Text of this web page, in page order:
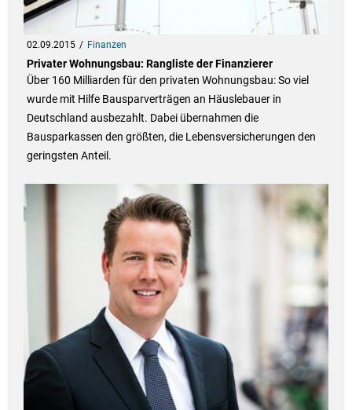
02.09.2015 Finanzen
Privater Wohnungsbau: Rangliste der Finanzierer
Über 160 Milliarden für den privaten Wohnungsbau: So viel
wurde mit Hilfe Bausparverträgen an Häuslebauer in
Deutschland ausbezahlt. Dabei übernahmen die
Bausparkassen den größten, die Lebensversicherungen den
geringsten Anteil.